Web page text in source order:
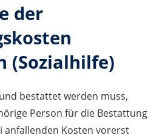
der
(Sozialhilfe)
bestattet werden muss,
Person für die Bestattung
anfallenden Kosten vorerst